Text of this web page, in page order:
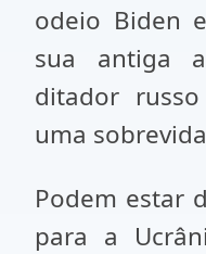
odeio Biden
sua antiga
ditador
uma
Podem estar
para a